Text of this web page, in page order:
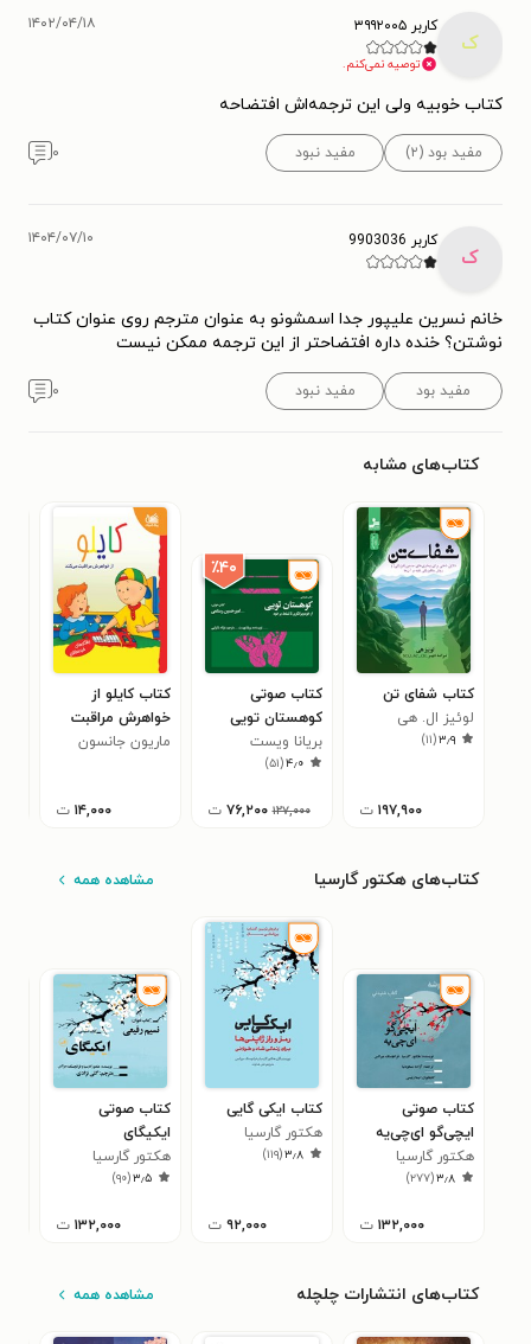
ک
کاربر ۳۹۹۲۰۰۵
توصیه نمی‌کنم.
۱۴۰۲/۰۴/۱۸
کتاب خوبیه ولی این ترجمه‌اش افتضاحه
مفید بود (۲) مفید نبود ۰
ک
کاربر 9903036 ۱۴۰۴/۰۷/۱۰
خانم نسرین علیپور جدا اسمشونو به عنوان مترجم روی عنوان کتاب
نوشتن؟ خنده داره افتضاحتر از این ترجمه ممکن نیست
مفید بود مفید نبود ۰
کتاب‌های مشابه
کتاب شفای تن
لوئیز ال. هی
۳٫۹(۱۱)
۱۹۷,۹۰۰ ت
٪۴۰
کتاب صوتی
کوهستان تویی
بریانا ویست
۴٫۰(۵۱)
۱۲۷,۰۰۰ ۷۶,۲۰۰ ت
کتاب کایلو از
خواهرش مراقبت
می کند
ماریون جانسون
۱۴,۰۰۰ ت
کتاب‌های هکتور گارسیا مشاهده همه
کتاب صوتی
ایچی‌گو ای‌چی‌یه
هکتور گارسیا
۳٫۸(۲۷۷)
۱۳۲,۰۰۰ ت
کتاب ایکی گایی
هکتور گارسیا
۳٫۸(۱۱۹)
۹۲,۰۰۰ ت
کتاب صوتی
ایکیگای
هکتور گارسیا
۳٫۵(۹۰)
۱۳۲,۰۰۰ ت
کتاب‌های انتشارات چلچله مشاهده همه